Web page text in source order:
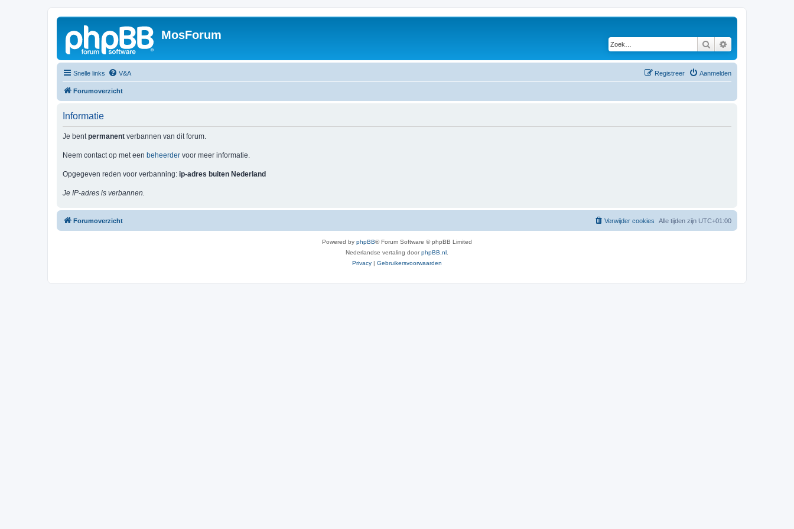
MosForum
Zoek
Snelle links V&A Aanmelden
Registreer
Forumoverzicht
Informatie
Je bentpermanent verbannen van dit forum.
Neem contact op met een beheerder voor meer informatie.
Opgegeven reden voor verbanning: ip-adres buiten Nederland
Je IP-adres is verbannen.
Forumoverzicht Alle tijden zijn UTC+01:00
Verwijder cookies
Powered by phpBB® Forum Software © phpBB Limited
Nederlandse vertaling doorphpBB.nl
Privacy | Gebruikersvoorwaarden